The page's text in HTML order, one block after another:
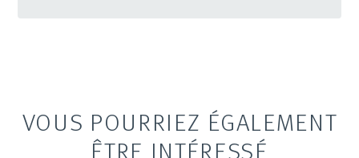
VOUS POURRIEZ ÉGALEMENT
ÊTRE INTÉRESSÉ